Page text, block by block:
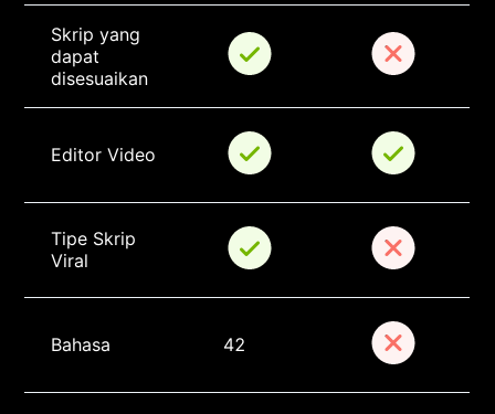
Skrip yang
dapat
disesuaikan
Editor Video
Tipe Skrip
Viral
Bahasa 42